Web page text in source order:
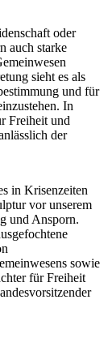
oder
auch starke
sieht es als
und für
In
Freiheit und
der
in Krisenzeiten
vor unserem
und Ansporn.
sowie
für Freiheit